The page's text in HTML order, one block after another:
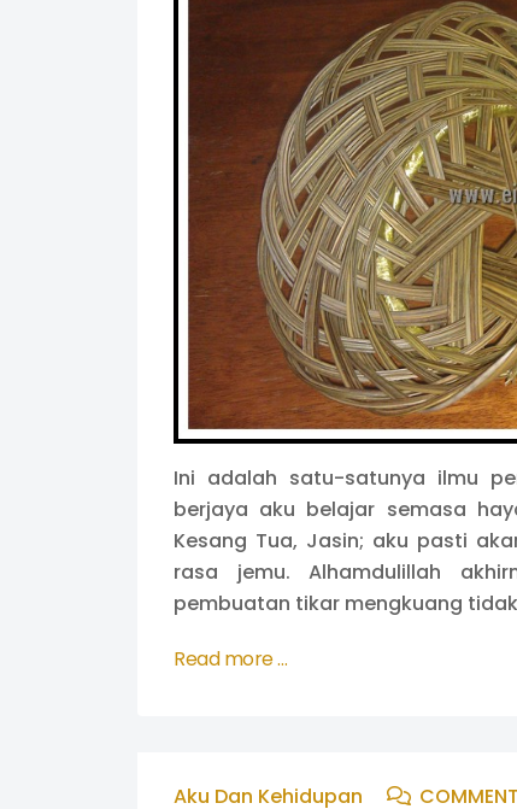
Ini adalah satu-satunya ilmu
berjaya aku belajar semasa
Kesang Tua, Jasin; aku pasti
rasa jemu. Alhamdulillah
pembuatan tikar mengkuang
Read more …
Aku Dan Kehidupan